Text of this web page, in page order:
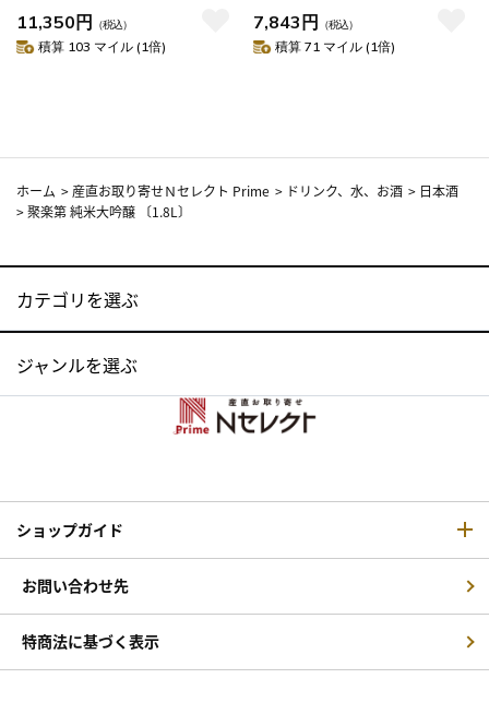
11,350円 （税込）
積算 103 マイル (1倍)
7,843円 （税込）
積算 71 マイル (1倍)
ホーム > 産直お取り寄せＮセレクト Prime > ドリンク、水、お酒 > 日本酒
>聚楽第 純米大吟醸 〔1.8L〕
カテゴリを選ぶ
ジャンルを選ぶ
ショップガイド
お問い合わせ先
特商法に基づく表示